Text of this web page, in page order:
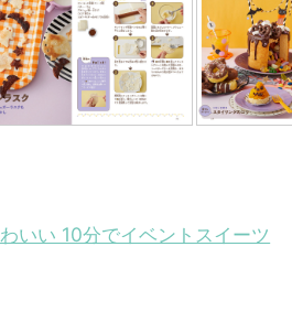
いい 10分でイベントスイーツ